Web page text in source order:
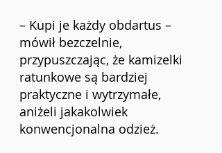
– Kupi je każdy obdartus –
mówił bezczelnie,
przypuszczając, że kamizelki
ratunkowe są bardziej
praktyczne i wytrzymałe,
aniżeli jakakolwiek
konwencjonalna odzież.